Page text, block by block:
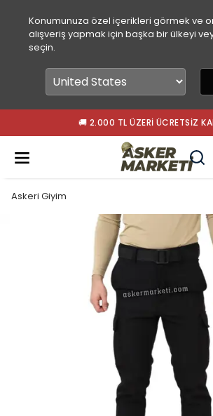
Konumunuza özel içerikleri görmek ve
alışveriş yapmak için başka bir ülkeyi
seçin.
🚚 2.000 TL ÜZERI ÜCRETSIZ
Askeri Giyim